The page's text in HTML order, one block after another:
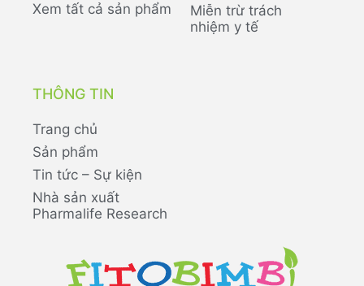
Xem tất cả sản phẩm
Miễn trừ trách
nhiệm y tế
THÔNG TIN
Trang chủ
Sản phẩm
Tin tức – Sự kiện
Nhà sản xuất
Pharmalife Research